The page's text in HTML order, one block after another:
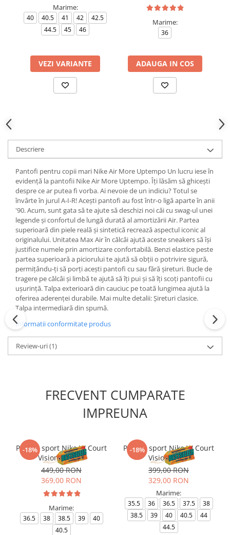
Marime:
40 40.5 41 42
42.5
44.5
45 46
VEZI VARIANTE
Marime:
36
ADAUGA IN COS
Descriere
Pantofi pentru copii mari Nike Air More Uptempo Un lucru iese în
evidență la pantofii Nike Air More Uptempo. Îți lăsăm să ghicești
despre ce ar putea fi vorba. Ai nevoie de un indiciu? Totul se
învârte în jurul A-I-R! Acești pantofi au fost într-o ligă aparte în anii
'90. Acum, sunt gata să te ajute să deschizi noi căi cu swag-ul unei
legende și confortul de lungă durată al amortizării Air. Partea
superioară din piele reală și sintetică recrează aspectul iconic al
originalului. Unitatea Max Air în călcâi ajută aceste sneakers să își
justifice numele prin amortizare confortabilă. Benzi elastice peste
partea superioară a piciorului te ajută să obții o potrivire sigură,
permițându-ți să porți acești pantofi cu sau fără șireturi. Bucle de
tragere pe călcâi și limbă te ajută să îți pui și să îți scoți pantofii cu
ușurință. Talpa exterioară din cauciuc pe toată lungimea ajută la
oferirea aderenței durabile. Mai multe detalii: Șireturi clasice.
Talpa intermediară din spumă.
Informatii conformitate produs
Review-uri(1)
FRECVENT CUMPARATE
IMPREUNA
-18%
Pantofi sport Nike W Court
Vision Alta Ltr
449,00 RON
369,00 RON
Marime:
36.5 38 38.5 39
40
40.5
-18%
Pantofi sport Nike W Court
Vision Lo Be
399,00 RON
329,00 RON
Marime:
35.5 36 36.5 37.5
38
38.5
39 40 40.5
44
44.5